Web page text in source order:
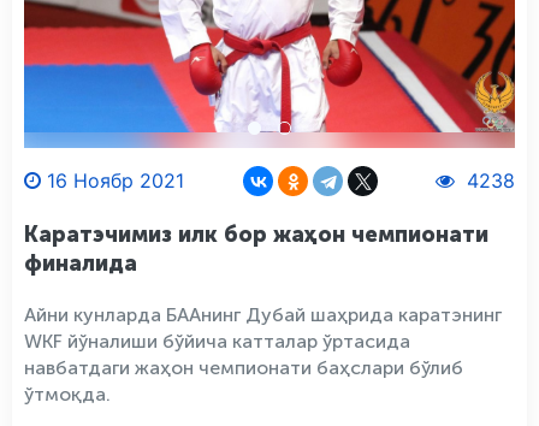
16 Ноябр 2021 4238
Каратэчимиз илк бор жаҳон чемпионати
финалида
Айни кунларда БААнинг Дубай шаҳрида каратэнинг
WKF йўналиши бўйича катталар ўртасида
навбатдаги жаҳон чемпионати баҳслари бўлиб
ўтмоқда.